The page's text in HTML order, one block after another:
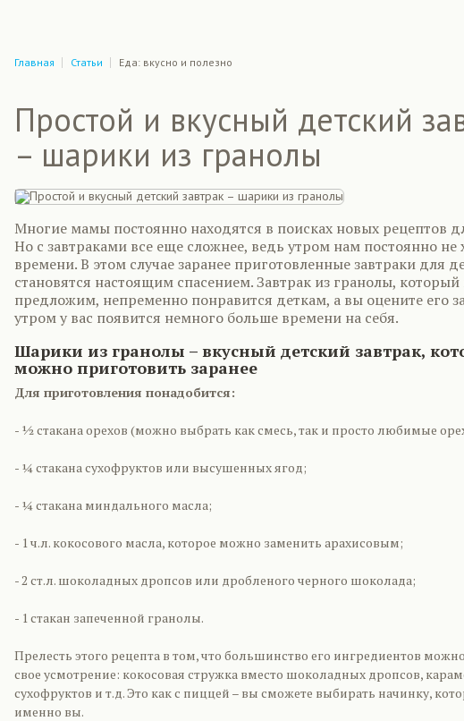
Главная Статьи Еда: вкусно и полезно
Простой и вкусный детский
– шарики из гранолы
Многие мамы постоянно находятся в поисках новых рецептов
Но с завтраками все еще сложнее, ведь утром нам постоянно не
времени. В этом случае заранее приготовленные завтраки для
становятся настоящим спасением. Завтрак из гранолы,
предложим, непременно понравится деткам, а вы оцените его
утром у вас появится немного больше времени на себя.
Шарики из гранолы – вкусный детский завтрак,
можно приготовить заранее
Для приготовления понадобится:
- ½ стакана орехов (можно выбрать как смесь, так и просто любимые
- ¼ стакана сухофруктов или высушенных ягод;
- ¼ стакана миндального масла;
- 1 ч.л. кокосового масла, которое можно заменить арахисовым;
- 2 ст.л. шоколадных дропсов или дробленого черного шоколада;
- 1 стакан запеченной гранолы.
Прелесть этого рецепта в том, что большинство его ингредиентов
свое усмотрение: кокосовая стружка вместо шоколадных дропсов,
сухофруктов и т.д. Это как с пиццей – вы сможете выбирать начинку,
именно вы.